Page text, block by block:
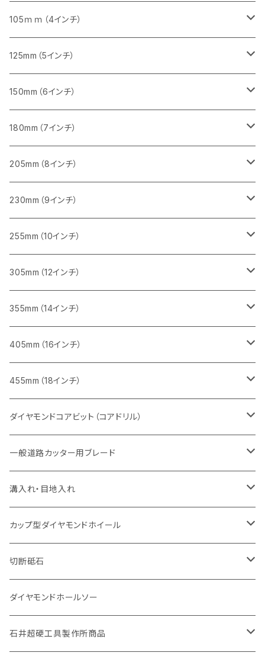
セグメント（特殊凸凹加工チップ）
セグメント
セグメント（一般道路カッター用
473mm（18インチ）
セグメント（一般道路カッター用
セグメント
セグメント（特殊凸凹加工チップ）
355mm（14インチ）
セグメント
セグメント（特殊凸凹加工チップ）
405mm（16インチ）
セグメントタイプ
砥石（補強綱入り）
砥石（補強綱入り）
355mm（14インチ）
砥石（補強綱入り）
255ｍｍ（10インチ）
一般道路カッター用
305ｍｍ（12インチ）
一般道路カッター用
355ｍｍ（14インチ）
一般道路カッター用
405mm（16インチ）
一般道路カッター用
455ｍｍ（18インチ）
一般道路カッター用
105ｍｍ（4インチ）
タイル切断用
みかげ石（御影石）切断用
コンクリート切断用
ブロック切断用
レンガ切断用
インターロッキング切断用
鋳鉄管切断用
ヒューム管・U字溝切断用
125mm（5インチ）
タイル切断用
みかげ石（御影石）切断用
コンクリート切断用
ブロック切断用
レンガ切断用
インターロッキング切断用
鋳鉄管切断用
ヒューム管・U字溝切断用
FRP切断用
塩ビ管・キッチンパネル切断用
大理石
150mm（6インチ）
みかげ石（御影石）切断用
コンクリート切断用
ブロック切断用
レンガ切断用
インターロッキング切断用
鋳鉄管切断用
ヒューム管・U字溝切断用
180mm（7インチ）
みかげ石（御影石）切断用
コンクリート切断用
ブロック切断用
レンガ切断用
インターロッキング切断用
鋳鉄管切断用
ヒューム管・U字溝切断用
205mm（8インチ）
みかげ石（御影石）切断用
コンクリート切断用
ブロック切断用
レンガ切断用
インターロッキング切断用
鋳鉄管切断用
ヒューム管・U字溝切断用
230mm（9インチ）
みかげ石（御影石）切断用
コンクリート切断用
ブロック切断用
レンガ切断用
インターロッキング切断用
鋳鉄管切断用
ヒューム管・U字溝切断用
255mm（10インチ）
コンクリート切断用
一般道路カッター用
ブロック切断用
レンガ切断用
インターロッキング切断用
一般道路カッター用
ヒューム管・U字溝切断用
アスファルト切断用
一般道路カッター用
305mm（12インチ）
みかげ石（御影石）切断用
セグメント
セグメント（特殊凹凸加工チップ
鉄筋コンクリート切断用
セグメントタイプ
コンクリート切断用
セグメント
セグメント（特殊凸凹加工チップ
ブロック切断用
セグメント
セグメント（特殊凸凹加工チップ
レンガ切断用
セグメント
セグメント（特殊凸凹加工チップ
インターロッキング切断用
セグメントタイプ
一般道路カッター用
鋳鉄管切断用
セグメントタイプ
埋設鋳鉄管工事対応タイプ
ヒューム管・U字溝切断用
セグメント
セグメント（特殊凸凹加工チップ
アスファルト切断用
一般道路カッター用
355mm（14インチ）
みかげ石（御影石）切断用
セグメント
セグメント（特殊凸凹加工チップ
鉄筋コンクリート切断用
セグメントタイプ
コンクリート切断用
セグメント
セグメント（特殊凸凹加工チップ
ブロック切断用
セグメント
セグメント（特殊凸凹加工チップ
レンガ切断用
セグメント
セグメント（特殊凸凹加工チップ
インターロッキング切断用
セグメントタイプ
一般道路カッター用
鋳鉄管切断用
セグメントタイプ
埋設鋳鉄管工事対応タイプ
ヒューム管・U字溝切断用
セグメントタイプ
アスファルト切断用
405mm（16インチ）
みかげ石（御影石）切断用
セグメントタイプ
コンクリート切断用
セグメントタイプ
一般道路カッター用
鉄筋コンクリート切断用
セグメントタイプ
インターロッキング切断用
セグメントタイプ
一般道路カッター用
鋳鉄管切断用
セグメントタイプ
埋設鋳鉄管工事対応タイプ
ヒューム管・U字溝切断用
セグメントタイプ
アスファルト切断用
一般道路カッター用
455mm（18インチ）
道路コンクリート切断用
道路アスファルト切断用
ダイヤモンドコアビット（コアドリル）
Aロット
有効長 250mm
有効長 370mm
Ｃロット
有効長 250mm
M27
有効長 250mm
一般道路カッター用ブレード
道路（アスファルト用）
255mm（10インチ）
305mm（12インチ）
道路（コンクリート舗装面）
255mm（10インチ）
305mm（12インチ）
道路（アス・コン兼用）
305mm（12インチ）
355mm（14インチ）
溝入れ・目地入れ
V型チップ
ストレート型チップ
U型チップ
カップ型ダイヤモンドホイール
100mm（4インチ）
125mm（5インチ）
切断砥石
金属用
305mm（12インチ）
非金属用
ダイヤモンドホールソー
石井超硬工具製作所商品